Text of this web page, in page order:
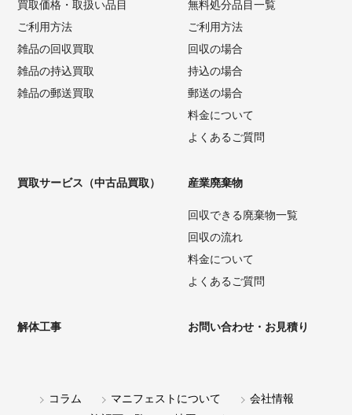
買取価格・取扱い品目
ご利用方法
雑品の回収買取
雑品の持込買取
雑品の郵送買取
無料処分品目一覧
ご利用方法
回収の場合
持込の場合
郵送の場合
料金について
よくあるご質問
買取サービス（中古品買取） 産業廃棄物
回収できる廃棄物一覧
回収の流れ
料金について
よくあるご質問
解体工事 お問い合わせ・お見積り
コラム マニフェストについて
会社情報